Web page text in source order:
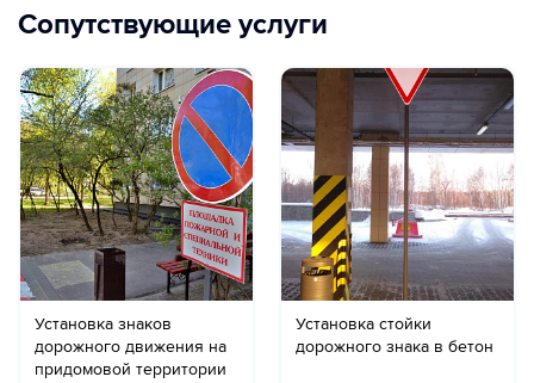
Сопутствующие услуги
Установка знаков
дорожного движения на
придомовой территории
Установка стойки
дорожного знака в бетон